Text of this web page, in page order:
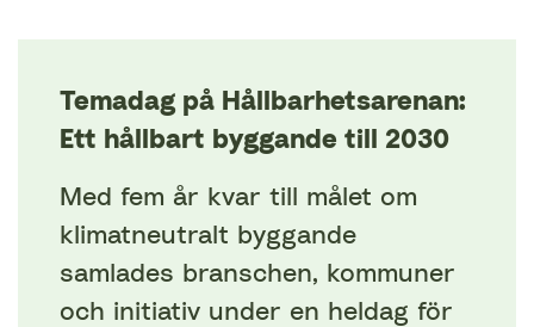
Temadag på Hållbarhetsarenan:
Ett hållbart byggande till 2030
Med fem år kvar till målet om
klimatneutralt byggande
samlades branschen, kommuner
och initiativ under en heldag för